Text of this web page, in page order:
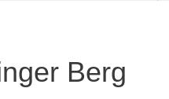
Berg